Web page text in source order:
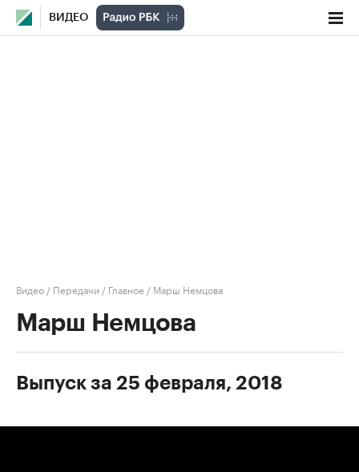
ВИДЕО
Видео / Передачи / Главное / Марш Немцова
Марш Немцова
Выпуск за 25 февраля, 2018